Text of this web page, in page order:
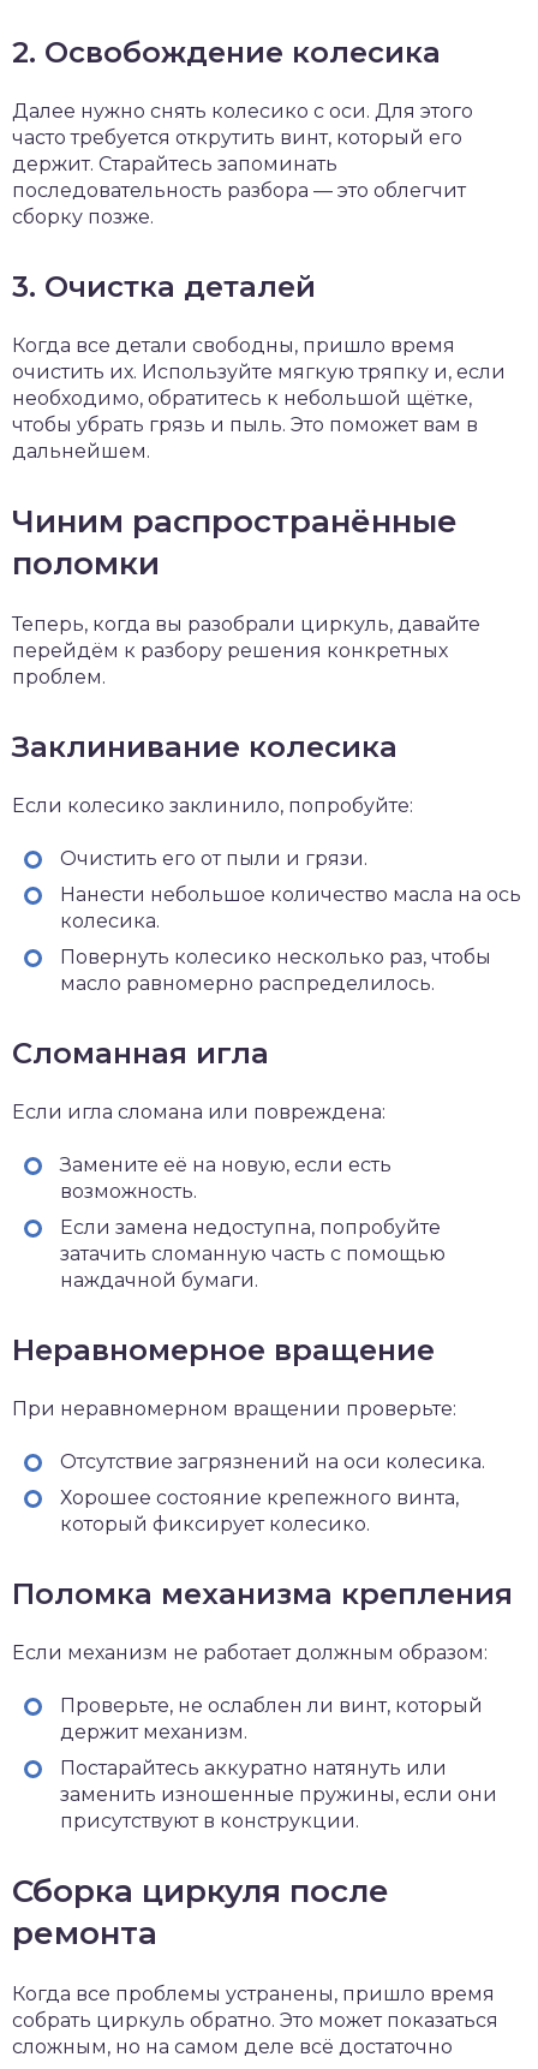
2. Освобождение колесика
Далее нужно снять колесико с оси. Для этого
часто требуется открутить винт, который его
держит. Старайтесь запоминать
последовательность разбора — это облегчит
сборку позже.
3. Очистка деталей
Когда все детали свободны, пришло время
очистить их. Используйте мягкую тряпку и, если
необходимо, обратитесь к небольшой щётке,
чтобы убрать грязь и пыль. Это поможет вам в
дальнейшем.
Чиним распространённые
поломки
Теперь, когда вы разобрали циркуль, давайте
перейдём к разбору решения конкретных
проблем.
Заклинивание колесика
Если колесико заклинило, попробуйте:
Очистить его от пыли и грязи.
Нанести небольшое количество масла на ось
колесика.
Повернуть колесико несколько раз, чтобы
масло равномерно распределилось.
Сломанная игла
Если игла сломана или повреждена:
Замените её на новую, если есть
возможность.
Если замена недоступна, попробуйте
затачить сломанную часть с помощью
наждачной бумаги.
Неравномерное вращение
При неравномерном вращении проверьте:
Отсутствие загрязнений на оси колесика.
Хорошее состояние крепежного винта,
который фиксирует колесико.
Поломка механизма крепления
Если механизм не работает должным образом:
Проверьте, не ослаблен ли винт, который
держит механизм.
Постарайтесь аккуратно натянуть или
заменить изношенные пружины, если они
присутствуют в конструкции.
Сборка циркуля после
ремонта
Когда все проблемы устранены, пришло время
собрать циркуль обратно. Это может показаться
сложным, но на самом деле всё достаточно